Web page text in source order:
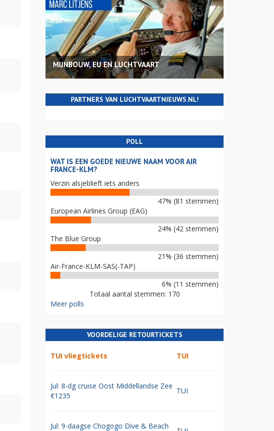
MIJNBOUW, EU EN LUCHTVAART
PARTNERS VAN LUCHTVAARTNIEUWS.NL!
POLL
WAT IS EEN GOEDE NIEUWE NAAM VOOR AIR
FRANCE-KLM?
Verzin alsjeblieft iets anders
47% (81 stemmen)
European Airlines Group (EAG)
24% (42 stemmen)
The Blue Group
21% (36 stemmen)
Air-France-KLM-SAS(-TAP)
6% (11 stemmen)
Totaal aantal stemmen: 170
Meer polls
VOORDELIGE RETOURTICKETS
TUI vliegtickets TUI
Jul: 8-dg cruise Oost Middellandse Zee
€1235
TUI
Jul: 9-daagse Chogogo Dive & Beach